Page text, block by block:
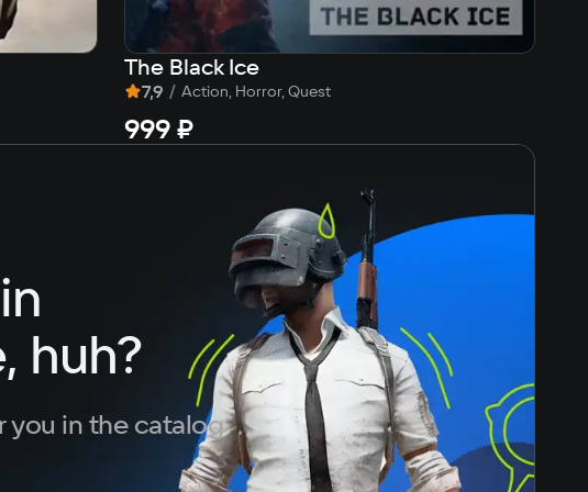
The Black Ice
7,9 / Action, Horror, Quest
999 ₽
huh?
you in the catalog